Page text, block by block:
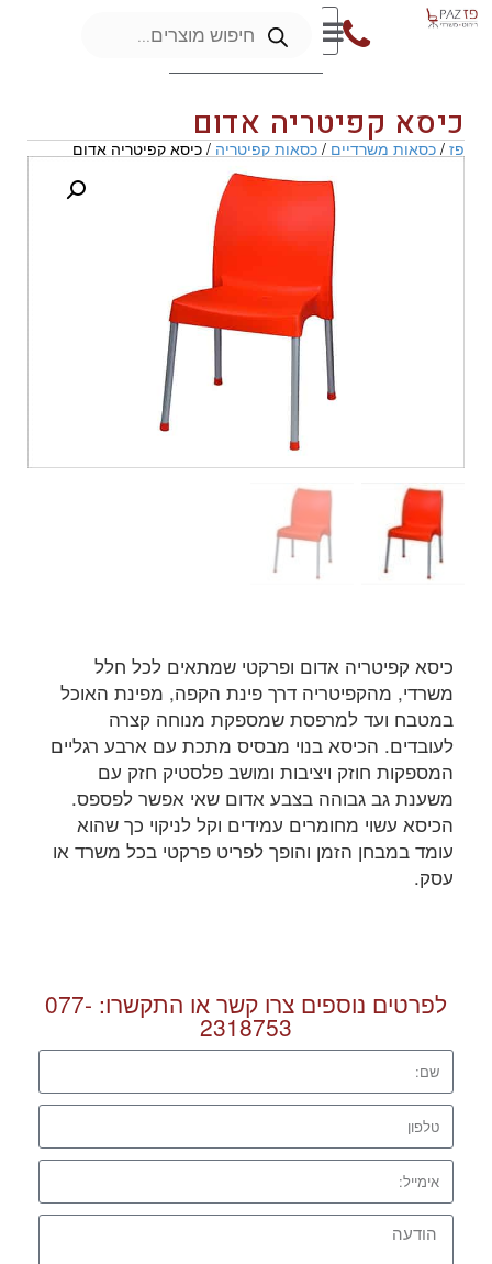
כיסא קפיטריה אדום
פז/כסאות משרדיים/כסאות קפיטריה/ כיסא קפיטריה אדום
כיסא קפיטריה אדום ופרקטי שמתאים לכל חלל
משרדי, מהקפיטריה דרך פינת הקפה, מפינת האוכל
במטבח ועד למרפסת שמספקת מנוחה קצרה
לעובדים. הכיסא בנוי מבסיס מתכת עם ארבע רגליים
המספקות חוזק ויציבות ומושב פלסטיק חזק עם
משענת גב גבוהה בצבע אדום שאי אפשר לפספס.
הכיסא עשוי מחומרים עמידים וקל לניקוי כך שהוא
עומד במבחן הזמן והופך לפריט פרקטי בכל משרד או
עסק.
לפרטים נוספים צרו קשר או התקשרו: 077-
2318753